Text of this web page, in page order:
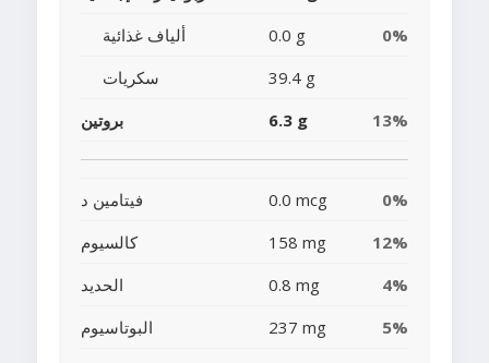
ألياف غذائية
0.0 g
0%
سكريات
39.4 g
بروتين
6.3 g 13%
فيتامين د 0.0 mcg
0%
كالسيوم
158 mg
12%
الحديد
0.8 mg
4%
البوتاسيوم
237 mg 5%